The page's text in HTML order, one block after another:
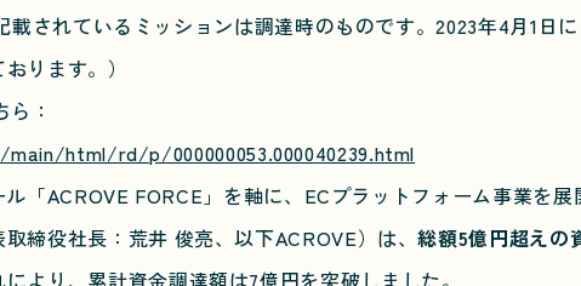
載されているミッションは調達時のものです。2023年4月1日
ります。）
：
html/rd/p/000000053.000040239.html
「ACROVE FORCE」を軸に、ECプラットフォーム事業を展
締役社長：荒井 俊亮、以下ACROVE）は、総額5億円超えの
により、累計資金調達額は7億円を突破しました。